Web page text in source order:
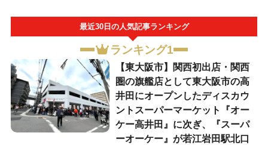
最近30日の人気記事ランキング
ランキング1
【東大阪市】関西初出店・関西
圏の旗艦店として東大阪市の高
井田にオープンしたディスカウ
ントスーパーマーケット『オー
ケー高井田』に次ぎ、『スーパ
ーオーケー』が若江岩田駅北口